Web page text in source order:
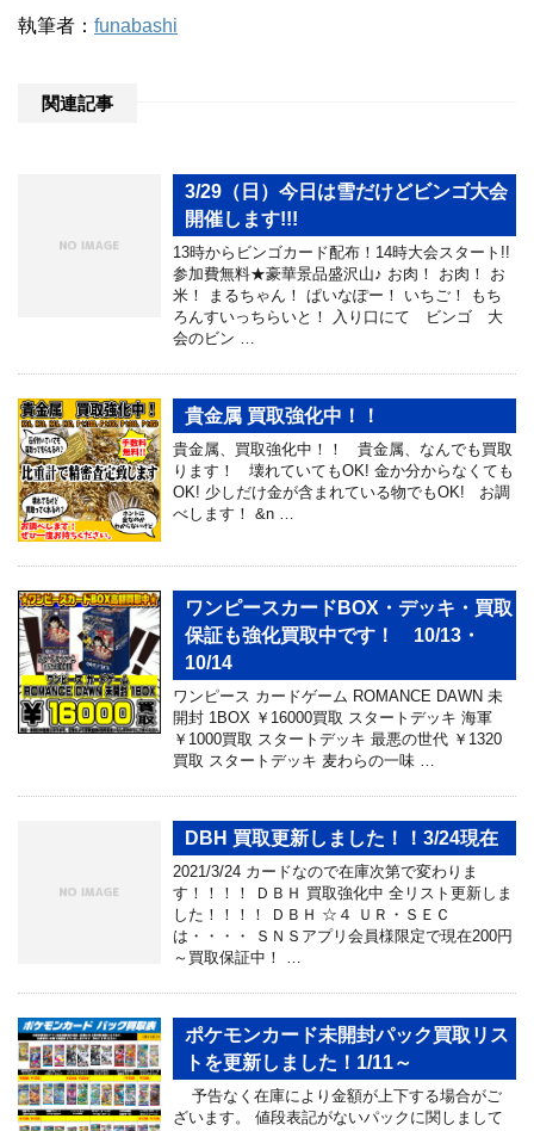
執筆者： funabashi
関連記事
3/29（日）今日は雪だけどビンゴ大会
開催します!!!
13時からビンゴカード配布！14時大会スタート!!
参加費無料★豪華景品盛沢山♪ お肉！ お肉！ お
米！ まるちゃん！ ぱいなぽー！ いちご！ もち
ろんすいっちらいと！ 入り口にて ビンゴ 大
会のビン …
貴金属 買取強化中！！
貴金属、買取強化中！！ 貴金属、なんでも買取
ります！ 壊れていてもOK! 金か分からなくても
OK! 少しだけ金が含まれている物でもOK! お調
べします！ &n …
ワンピースカードBOX・デッキ・買取
保証も強化買取中です！ 10/13・
10/14
ワンピース カードゲーム ROMANCE DAWN 未
開封 1BOX ￥16000買取 スタートデッキ 海軍
￥1000買取 スタートデッキ 最悪の世代 ￥1320
買取 スタートデッキ 麦わらの一味 …
DBH 買取更新しました！！3/24現在
2021/3/24 カードなので在庫次第で変わりま
す！！！！ ＤＢＨ 買取強化中 全リスト更新しま
した！！！！ ＤＢＨ ☆４ ＵＲ・ＳＥＣ
は・・・・ ＳＮＳアプリ会員様限定で現在200円
～買取保証中！ …
ポケモンカード未開封パック買取リス
トを更新しました！1/11～
予告なく在庫により金額が上下する場合がご
ざいます。 値段表記がないパックに関しまして